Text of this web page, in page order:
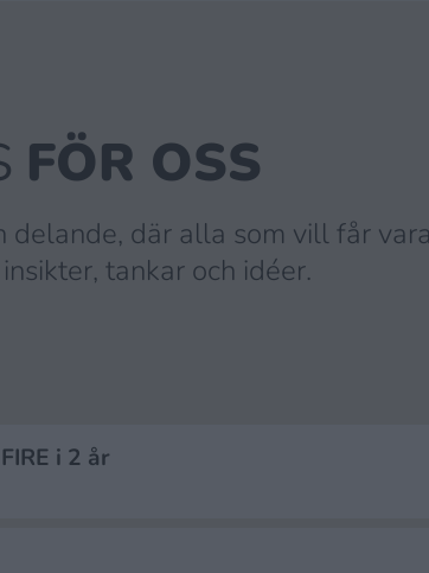
FÖR OSS
där alla som vill får
tankar och idéer.
i 2 år